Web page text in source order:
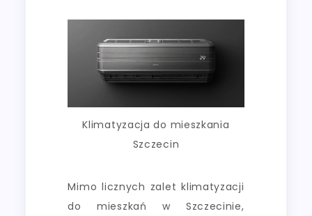
Klimatyzacja do mieszkania
Szczecin
Mimo licznych zalet klimatyzacji
do mieszkań w Szczecinie,